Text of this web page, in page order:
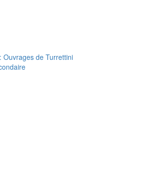
Ouvrages de Turrettini